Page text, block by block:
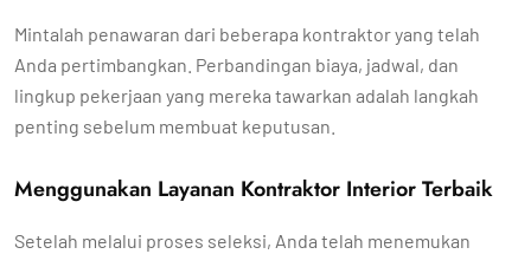
Mintalah penawaran dari beberapa kontraktor yang telah
Anda pertimbangkan. Perbandingan biaya, jadwal, dan
lingkup pekerjaan yang mereka tawarkan adalah langkah
penting sebelum membuat keputusan.
Menggunakan Layanan Kontraktor Interior Terbaik
Setelah melalui proses seleksi, Anda telah menemukan